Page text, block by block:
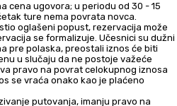
cena ugovora; u periodu od 30 - 15
ture nema povrata novca.
oglašeni popust, rezervacija može
se formalizuje. Učesnici su dužni
pre polaska, preostali iznos će biti
u slučaju da ne postoje važeće
pravo na povrat celokupnog iznosa
se vraća onako kao je plaćeno